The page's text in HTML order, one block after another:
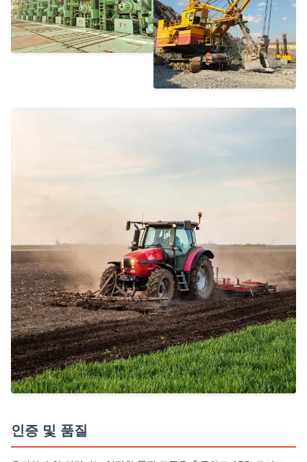
인증 및 품질